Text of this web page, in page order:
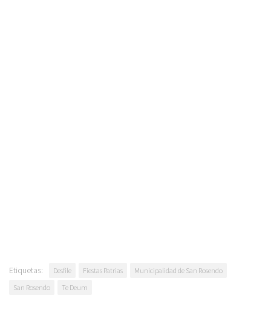
Etiquetas: Desfile Fiestas Patrias
Municipalidad de San Rosendo
San Rosendo
Te Deum